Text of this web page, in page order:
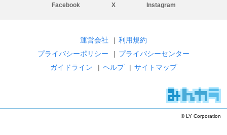
Facebook X Instagram
運営会社 | 利用規約
プライバシーポリシー
| プライバシーセンター
ガイドライン
| ヘルプ | サイトマップ
© LY Corporation